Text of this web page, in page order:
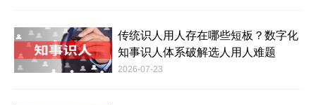
传统识人用人存在哪些短板？数字化
知事识人体系破解选人用人难题
2026-07-23